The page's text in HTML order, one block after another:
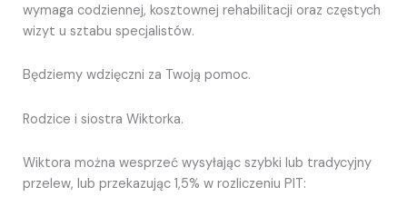
wymaga codziennej, kosztownej rehabilitacji oraz częstych
wizyt u sztabu specjalistów.
Będziemy wdzięczni za Twoją pomoc.
Rodzice i siostra Wiktorka.
Wiktora można wesprzeć wysyłając szybki lub tradycyjny
przelew, lub przekazując 1,5% w rozliczeniu PIT: